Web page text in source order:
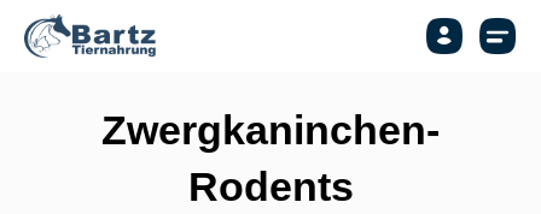
Zwergkaninchen-
Rodents